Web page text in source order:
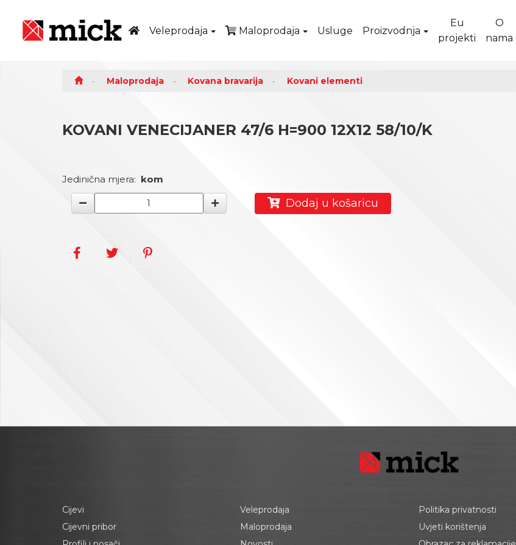
Veleprodaja Maloprodaja Usluge Proizvodnja
Eu
projekti
O
nama
Maloprodaja Kovana bravarija Kovani elementi
KOVANI VENECIJANER 47/6 H=900 12X12 58/10/K
Jedinična mjera: kom
Dodaj u košaricu
Cijevi
Cijevni pribor
Veleprodaja
Maloprodaja
Politika privatnosti
Uvjeti korištenja